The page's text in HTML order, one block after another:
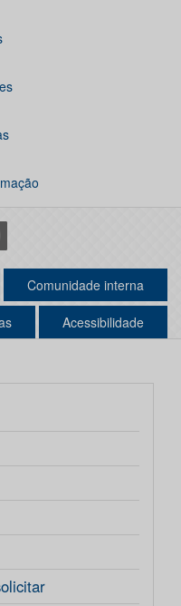
Comunidade interna
Acessibilidade